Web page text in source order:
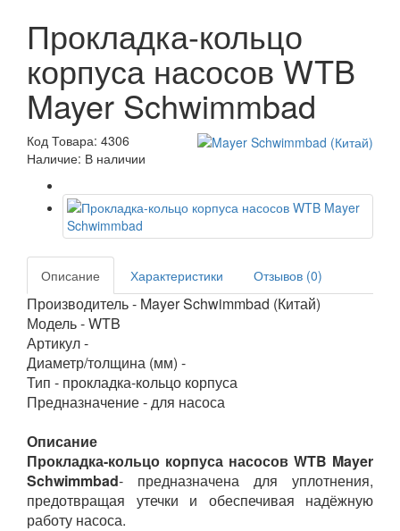
Прокладка-кольцо
корпуса насосов WTB
Mayer Schwimmbad
Код Товара: 4306
Наличие: В наличии
Описание Характеристики Отзывов (0)
Производитель - Mayer Schwimmbad (Китай)
Модель - WTB
Артикул -
Диаметр/толщина (мм) -
Тип - прокладка-кольцо корпуса
Предназначение - для насоса
Описание
Прокладка-кольцо корпуса насосов WTB Mayer
Schwimmbad- предназначена для уплотнения,
предотвращая утечки и обеспечивая надёжную
работу насоса.